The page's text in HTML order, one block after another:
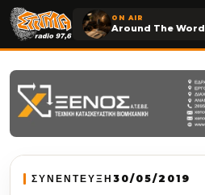
ON AIR
Around The Word
ΣΥΝΕΝΤΕΥΞΗ 30/05/2019